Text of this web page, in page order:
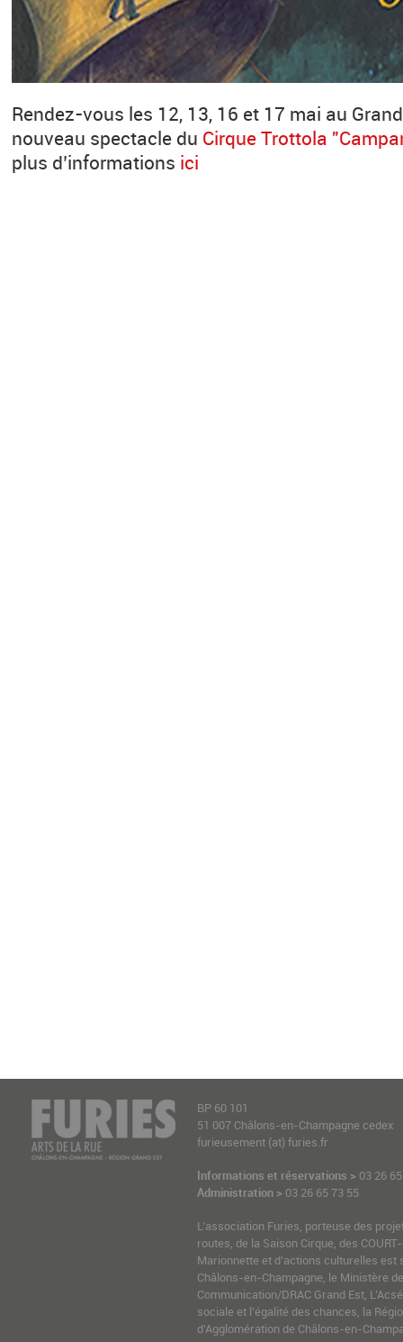
Rendez-vous les 12, 13, 16 et 17 mai au
nouveau spectacle du Cirque Trottola
plus d’informations ici
BP 60 101
51 007 Châlons-en-Champagne cedex
furieusement (at) furies.fr
Informations et réservations > 03 26
Administration > 03 26 65 73 55
L’association Furies, porteuse des
routes, de la Saison Cirque, des
Marionnette et d’actions culturelles est
Châlons-en-Champagne, le Ministère
Communication/DRAC Grand Est,
sociale et l’égalité des chances, la
d’Agglomération de Châlons-en-